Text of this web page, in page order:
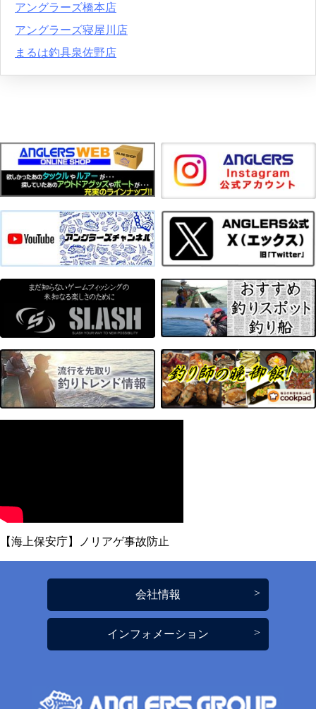
アングラーズ橋本店
アングラーズ寝屋川店
まるは釣具泉佐野店
【海上保安庁】ノリアゲ事故防止
会社情報
インフォメーション